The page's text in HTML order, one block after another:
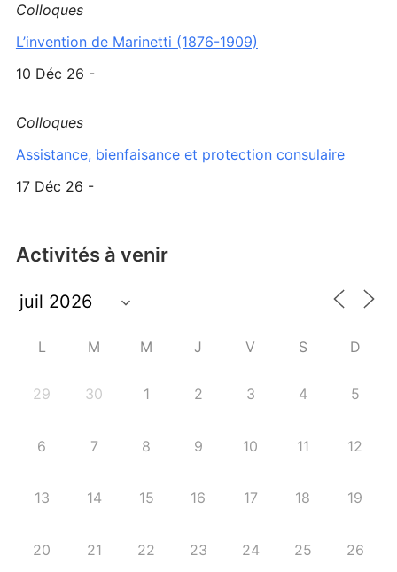
Colloques
L’invention de Marinetti (1876-1909)
10 Déc 26 -
Colloques
Assistance, bienfaisance et protection consulaire
17 Déc 26 -
Activités à venir
L M M J V S D
29 30 1 2 3 4 5
6 7 8 9 10 11 12
13 14 15 16 17 18 19
20 21 22 23 24 25 26